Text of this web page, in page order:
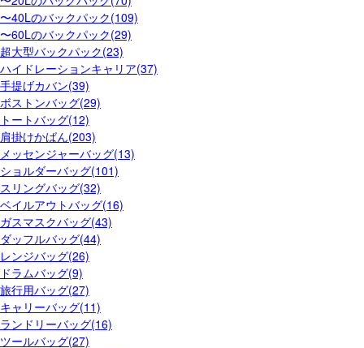
〜40Lのバックパック(109)
〜60Lのバックパック(29)
超大型バックパック(23)
ハイドレーションキャリア(37)
手提げカバン(39)
ボストンバッグ(29)
トートバッグ(12)
肩掛けかばん(203)
メッセンジャーバッグ(13)
ショルダーバッグ(101)
スリングバッグ(32)
ベイルアウトバッグ(16)
ガスマスクバッグ(43)
ダッフルバッグ(44)
レンジバッグ(26)
ドラムバッグ(9)
旅行用バッグ(27)
キャリーバッグ(11)
ランドリーバッグ(16)
ツールバッグ(27)